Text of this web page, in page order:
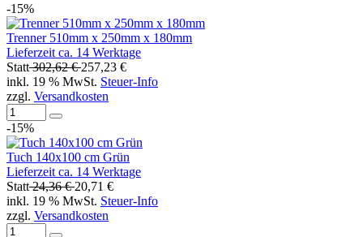
-15%
Trenner 510mm x 250mm x 180mm
Lieferzeit ca. 14 Werktage
Statt302,62 €257,23 €
inkl. 19 % MwSt. Steuer-Info
zzgl. Versandkosten
-15%
Tuch 140x100 cm Grün
Lieferzeit ca. 14 Werktage
Statt24,36 €20,71 €
inkl. 19 % MwSt. Steuer-Info
zzgl. Versandkosten